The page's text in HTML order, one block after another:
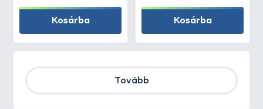
Kosárba Kosárba
Tovább